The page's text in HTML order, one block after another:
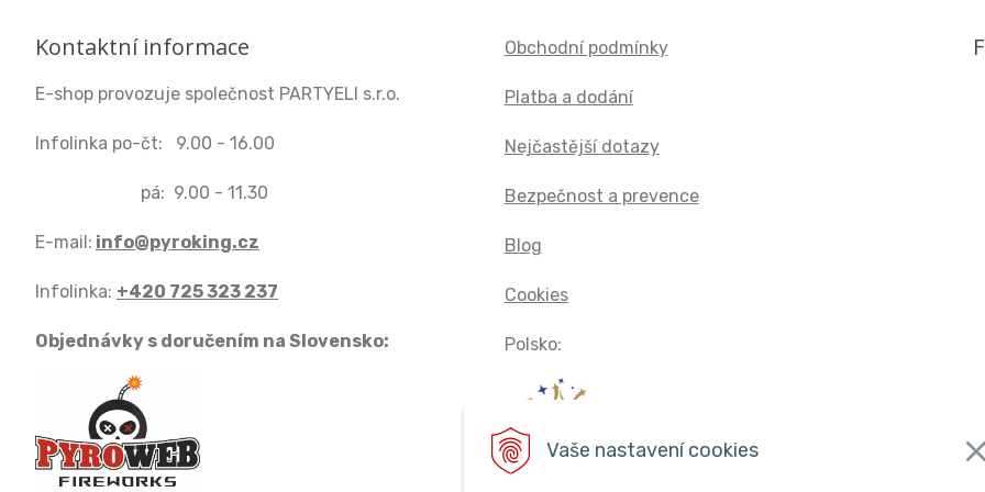
Vaše nastavení cookies
Kontaktní informace
E-shop provozuje společnost PARTYELI s.r.o.
Infolinka po-čt: 9.00 - 16.00
pá: 9.00 - 11.30
E-mail: info@pyroking.cz
Infolinka: +420 725 323 237
Objednávky s doručením na Slovensko:
Obchodní podmínky
Platba a dodání
Nejčastější dotazy
Bezpečnost a prevence
Blog
Cookies
Polsko: